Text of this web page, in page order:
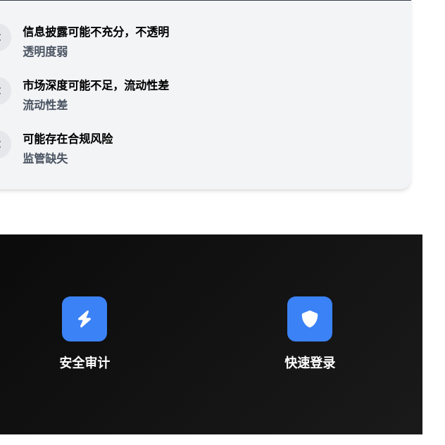
信息披露可能不充分，不透明
透明度弱
市场深度可能不足，流动性差
流动性差
可能存在合规风险
监管缺失
安全审计 快速登录